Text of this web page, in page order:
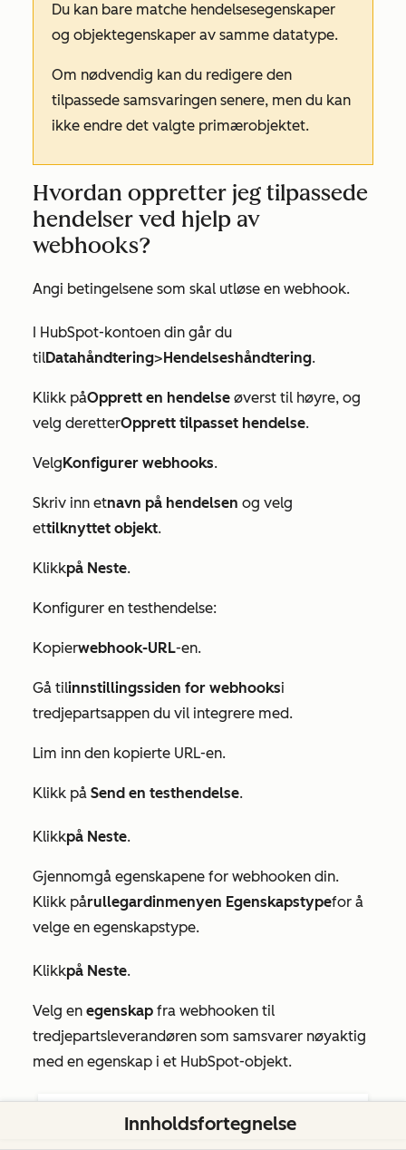
Du kan bare matche hendelsesegenskaper
og objektegenskaper av samme datatype.
Om nødvendig kan du redigere den
tilpassede samsvaringen senere, men du kan
ikke endre det valgte primærobjektet.
Hvordan oppretter jeg tilpassede
hendelser ved hjelp av
webhooks?
Angi betingelsene som skal utløse en webhook.
I HubSpot-kontoen din går du
tilDatahåndtering>Hendelseshåndtering.
Klikk påOpprett en hendelse øverst til høyre, og
velg deretterOpprett tilpasset hendelse.
VelgKonfigurer webhooks.
Skriv inn etnavn på hendelsen og velg
ettilknyttet objekt.
Klikkpå Neste.
Konfigurer en testhendelse:
Kopierwebhook-URL-en.
Gå tilinnstillingssiden for webhooksi
tredjepartsappen du vil integrere med.
Lim inn den kopierte URL-en.
Klikk på Send en testhendelse.
Klikkpå Neste.
Gjennomgå egenskapene for webhooken din.
Klikk pårullegardinmenyen Egenskapstypefor å
velge en egenskapstype.
Klikkpå Neste.
Velg en egenskap fra webhooken til
tredjepartsleverandøren som samsvarer nøyaktig
med en egenskap i et HubSpot-objekt.
Innholdsfortegnelse